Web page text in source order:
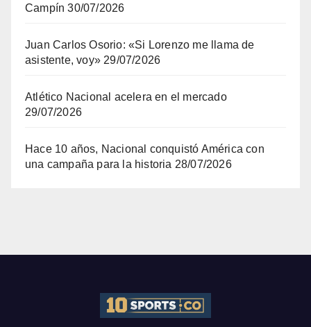
Campín 30/07/2026
Juan Carlos Osorio: «Si Lorenzo me llama de
asistente, voy» 29/07/2026
Atlético Nacional acelera en el mercado
29/07/2026
Hace 10 años, Nacional conquistó América con
una campaña para la historia 28/07/2026